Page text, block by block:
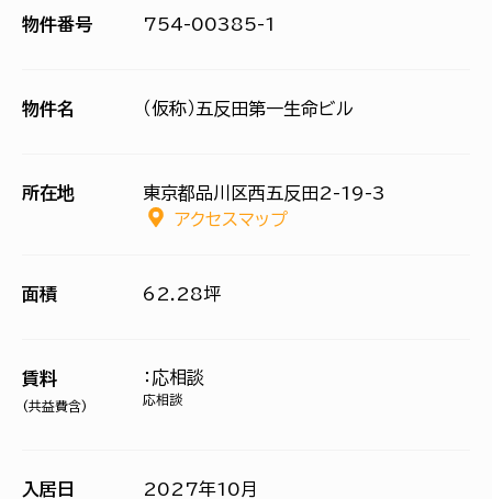
物件番号 754-00385-1
物件名 （仮称）五反田第一生命ビル
所在地
東京都品川区西五反田2-19-3
アクセスマップ
面積 62.28坪
賃料
(共益費含)
：応相談
応相談
入居日 2027年10月